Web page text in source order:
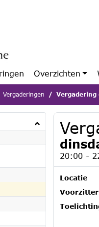
Overzichten
Vergaderingen Vergadering
20:00 -
Locatie
Voorzitter